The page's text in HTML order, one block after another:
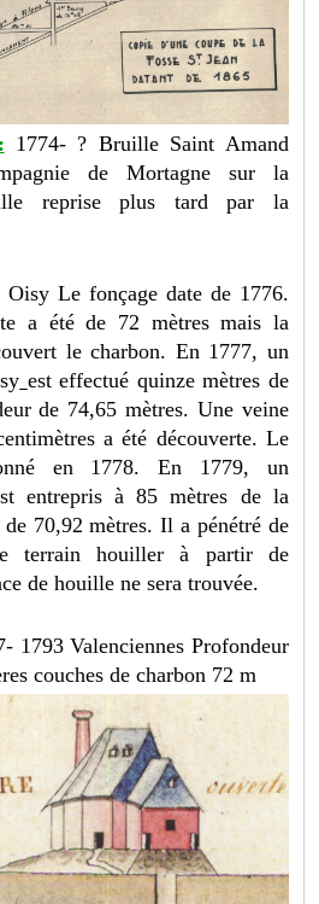
1774- ? Bruille Saint Amand
de Mortagne sur la
reprise plus tard par la
Oisy Le fonçage date de 1776.
a été de 72 mètresmais la
le charbon. En 1777, un
est effectué quinze mètres de
de 74,65 mètres. Une veine
a été découverte. Le
en 1778. En 1779, un
entrepris à85 mètres de la
70,92 mètres. Il a pénétré de
terrain houiller à partir de
de houille ne sera trouvée.
1793 Valenciennes Profondeur
couches de charbon 72 m